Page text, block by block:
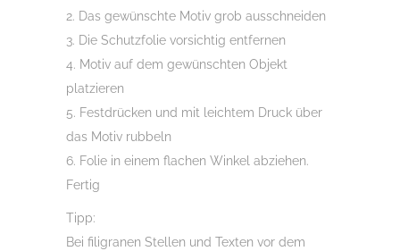
2. Das gewünschte Motiv grob ausschneiden
3. Die Schutzfolie vorsichtig entfernen
4. Motiv auf dem gewünschten Objekt
platzieren
5. Festdrücken und mit leichtem Druck über
das Motiv rubbeln
6. Folie in einem flachen Winkel abziehen.
Fertig
Tipp:
Bei filigranen Stellen und Texten vor dem